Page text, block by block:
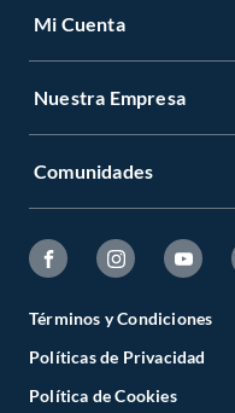
Mi Cuenta
Nuestra Empresa
Comunidades
Términos y Condiciones
Políticas de Privacidad
Política de Cookies